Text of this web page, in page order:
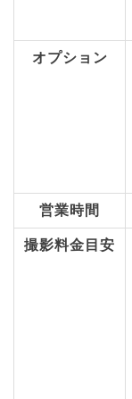
オプション
営業時間
撮影料金目安